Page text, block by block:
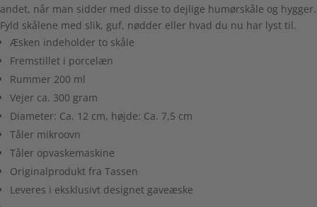
andet, når man sidder med disse to dejlige humørskåle og hygger.
Fyld skålene med slik, guf, nødder eller hvad du nu har lyst til.
Æsken indeholder to skåle
Fremstillet i porcelæn
Rummer 200 ml
Vejer ca. 300 gram
Diameter: Ca. 12 cm, højde: Ca. 7,5 cm
Tåler mikroovn
Tåler opvaskemaskine
Originalprodukt fra Tassen
Leveres i eksklusivt designet gaveæske